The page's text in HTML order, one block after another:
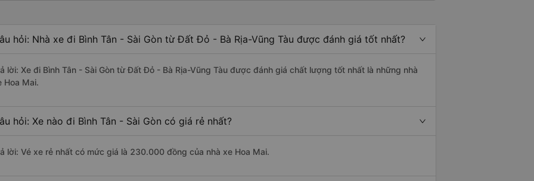
hỏi: Nhà xe đi Bình Tân - Sài Gòn từ Đất Đỏ - Bà Rịa-Vũng Tàu được đánh giá tốt nhất?
lời: Xe đi Bình Tân - Sài Gòn từ Đất Đỏ - Bà Rịa-Vũng Tàu được đánh giá chất lượng tốt nhất là những nhà
Hoa Mai.
hỏi: Xe nào đi Bình Tân - Sài Gòn có giá rẻ nhất?
lời: Vé xe rẻ nhất có mức giá là 230.000 đồng của nhà xe Hoa Mai.